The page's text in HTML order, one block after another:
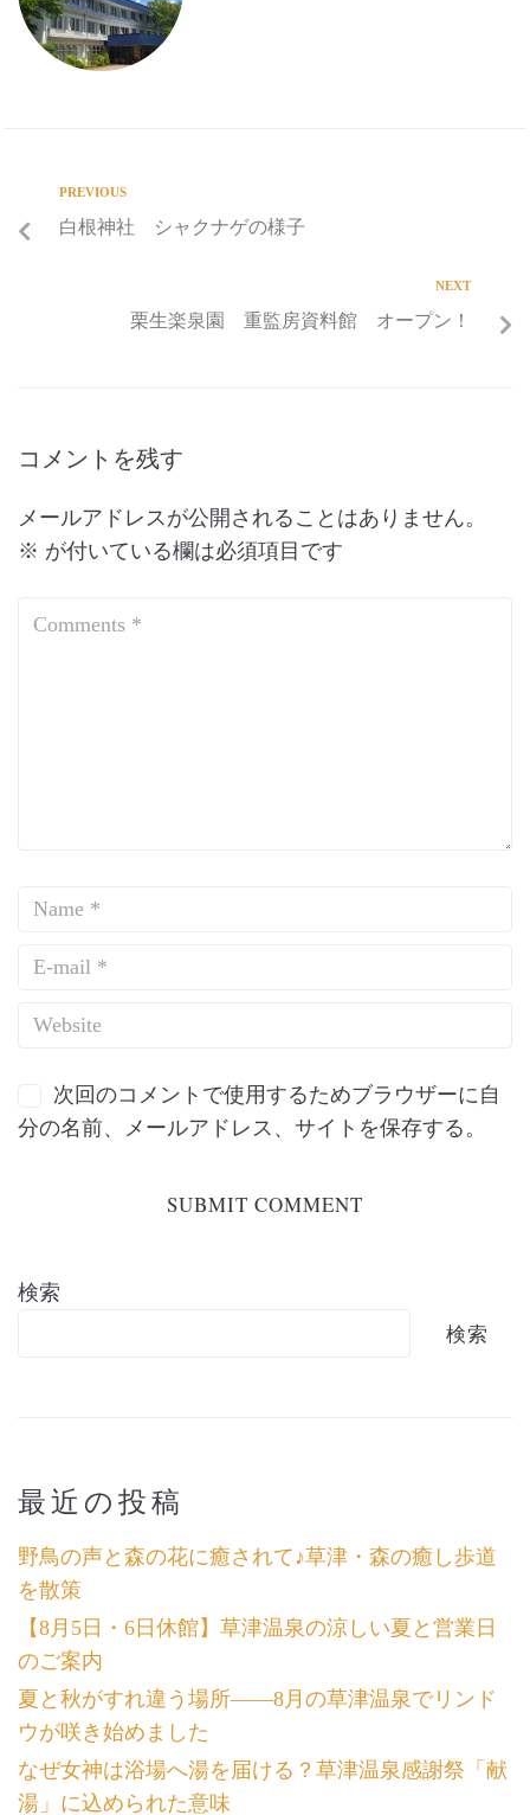
PREVIOUS
白根神社 シャクナゲの様子
NEXT
栗生楽泉園 重監房資料館 オープン！
コメントを残す
メールアドレスが公開されることはありません。
※ が付いている欄は必須項目です
次回のコメントで使用するためブラウザーに自
分の名前、メールアドレス、サイトを保存する。
検索
検索
最近の投稿
野鳥の声と森の花に癒されて♪草津・森の癒し歩道
を散策
【8月5日・6日休館】草津温泉の涼しい夏と営業日
のご案内
夏と秋がすれ違う場所――8月の草津温泉でリンド
ウが咲き始めました
なぜ女神は浴場へ湯を届ける？草津温泉感謝祭「献
湯」に込められた意味